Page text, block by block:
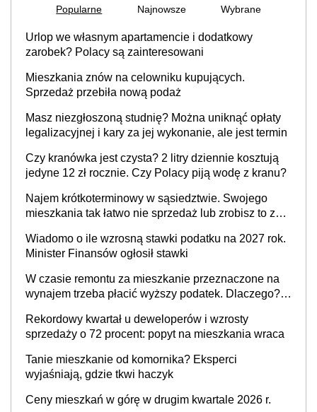
Popularne Najnowsze Wybrane
Urlop we własnym apartamencie i dodatkowy
zarobek? Polacy są zainteresowani
Mieszkania znów na celowniku kupujących.
Sprzedaż przebiła nową podaż
Masz niezgłoszoną studnię? Można uniknąć opłaty
legalizacyjnej i kary za jej wykonanie, ale jest termin
Czy kranówka jest czysta? 2 litry dziennie kosztują
jedyne 12 zł rocznie. Czy Polacy piją wodę z kranu?
Najem krótkoterminowy w sąsiedztwie. Swojego
mieszkania tak łatwo nie sprzedaż lub zrobisz to ze
Wiadomo o ile wzrosną stawki podatku na 2027 rok.
Minister Finansów ogłosił stawki
W czasie remontu za mieszkanie przeznaczone na
wynajem trzeba płacić wyższy podatek. Dlaczego?
Rekordowy kwartał u deweloperów i wzrosty
sprzedaży o 72 procent: popyt na mieszkania wraca
Tanie mieszkanie od komornika? Eksperci
wyjaśniają, gdzie tkwi haczyk
Ceny mieszkań w górę w drugim kwartale 2026 r.